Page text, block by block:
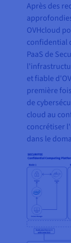
Après des
OVHcloud
confidential
PaaS de
et fiable
première
de
cloud au
concrétiser
dans le